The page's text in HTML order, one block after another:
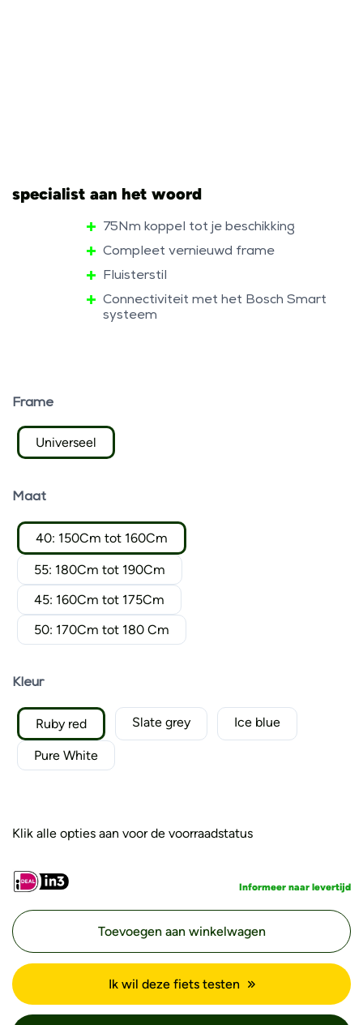
specialist aan het woord
75Nm koppel tot je beschikking
Compleet vernieuwd frame
Fluisterstil
Connectiviteit met het Bosch Smart
systeem
Informeer naar levertijd
Frame
Universeel
Maat
40: 150Cm tot 160Cm
55: 180Cm tot 190Cm
45: 160Cm tot 175Cm
50: 170Cm tot 180 Cm
Kleur
Ruby red Slate grey Ice blue
Pure White
Klik alle opties aan voor de voorraadstatus
Toevoegen aan winkelwagen
Ik wil deze fiets testen